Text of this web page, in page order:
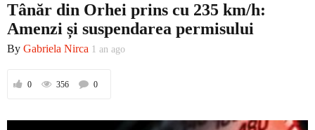
Tânăr din Orhei prins cu 235 km/h:
Amenzi și suspendarea permisului
By Gabriela Nirca 1 an ago
0 356 0